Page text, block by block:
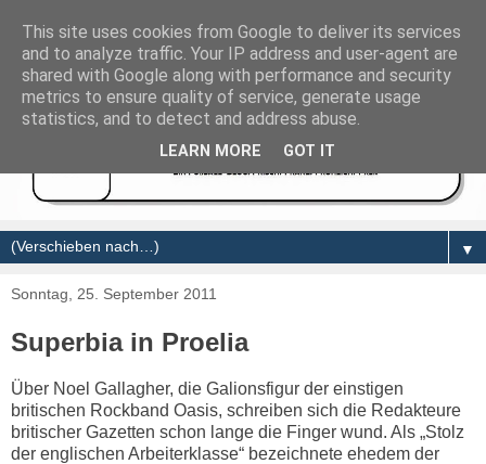
▼
Sonntag, 25. September 2011
Superbia in Proelia
Über Noel Gallagher, die Galionsfigur der einstigen
britischen Rockband Oasis, schreiben sich die Redakteure
britischer Gazetten schon lange die Finger wund. Als „Stolz
der englischen Arbeiterklasse“ bezeichnete ehedem der
This site uses cookies from Google to deliver its services
and to analyze traffic. Your IP address and user-agent are
shared with Google along with performance and security
metrics to ensure quality of service, generate usage
statistics, and to detect and address abuse.
LEARN MORE GOT IT